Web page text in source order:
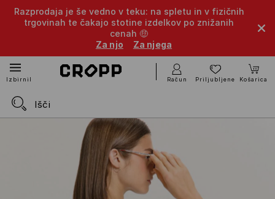
Razprodaja je še vedno v teku: na spletu in v fizičnih
trgovinah te čakajo stotine izdelkov po znižanih
cenah 🤑
Za njo
Za njega
Izbirnik Račun Priljubljene Košarica